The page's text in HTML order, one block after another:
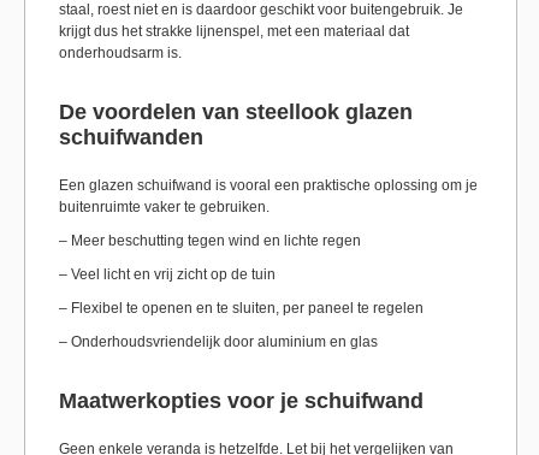
staal, roest niet en is daardoor geschikt voor buitengebruik. Je
krijgt dus het strakke lijnenspel, met een materiaal dat
onderhoudsarm is.
De voordelen van steellook glazen
schuifwanden
Een glazen schuifwand is vooral een praktische oplossing om je
buitenruimte vaker te gebruiken.
– Meer beschutting tegen wind en lichte regen
– Veel licht en vrij zicht op de tuin
– Flexibel te openen en te sluiten, per paneel te regelen
– Onderhoudsvriendelijk door aluminium en glas
Maatwerkopties voor je schuifwand
Geen enkele veranda is hetzelfde. Let bij het vergelijken van